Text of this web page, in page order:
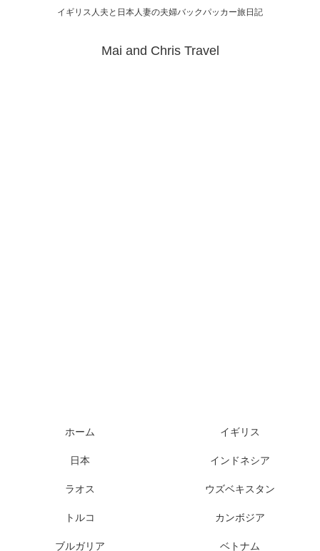
イギリス人夫と日本人妻の夫婦バックパッカー旅日記
Mai and Chris Travel
ホーム イギリス
日本 インドネシア
ラオス ウズベキスタン
トルコ カンボジア
ブルガリア ベトナム